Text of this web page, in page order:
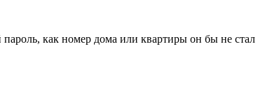
как номер дома или квартиры он бы не стал